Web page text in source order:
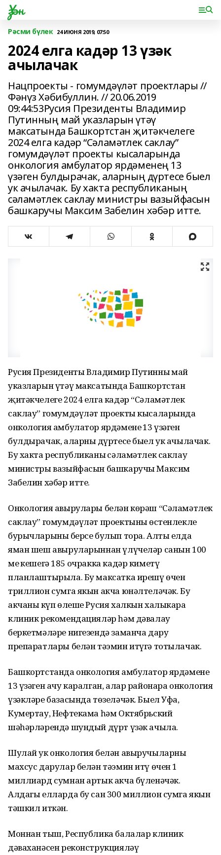
Үзән
Рәсми бүлек 24 ИЮНЯ 2019, 07:50
2024 елга кадәр 13 үзәк
ачылачак
Нацпроекты - гомумдәүләт проектлары //
Фәнүз Хәбибуллин. // 20.06.2019
09:44:53Русия Президенты Владимир
Путинның май указларын үтәү
максатында Башкортстан җитәкчелеге
2024 елга кадәр “Сәламәтлек саклау”
гомумдәүләт проекты кысаларында
онкология амбулатор ярдәменең 13
үзәген булдырачак, аларның дүртесе быел
ук ачылачак. Бу хакта республиканың
сәламәтлек саклау министры вазыйфасын
башкаручы Максим Забелин хәбәр итте.
Русия Президенты Владимир Путинның май
указларын үтәү максатында Башкортстан
җитәкчелеге 2024 елга кадәр “Сәламәтлек
саклау” гомумдәүләт проекты кысаларында
онкология амбулатор ярдәменең 13 үзәген
булдырачак, аларның дүртесе быел ук ачылачак.
Бу хакта республиканың сәламәтлек саклау
министры вазыйфасын башкаручы Максим
Забелин хәбәр итте.
Онкология авырулары белән көрәш “Сәламәтлек
саклау” гомумдәүләт проектының өстенлекле
бурычларының берсе булып тора. Алты елда
яман шеш авыруларыннан үлүчеләр санын 100
мең кешегә 185 очракка кадәр киметү
планлаштырыла. Бу максатка ирешү өчен
триллион сумга якын акча юнәлтеләчәк. Бу
акчаның күп өлеше Русия халкын халыкара
клиник рекомендацияләр һәм дәвалау
беркетмәләре нигезендә заманча дару
препаратлары белән тәэмин итүгә тотылачак.
Башкортстанда онкология амбулатор ярдәменең
13 үзәген ачу каралган, алар районара онкология
үзәкләре базасында төзеләчәк. Быел Уфа,
Кумертау, Нефтекама һәм Октябрьский
шәһәрләрендә шундый дүрт үзәк ачыла.
Шулай ук онкология белән авыручыларны
махсус дарулар белән тәэмин итү өчен 1
миллиард сумнан артык акча бүленәчәк.
Алдагы елларда бу сан 300 миллион сумга якын
тәшкил иткән.
Моннан тыш, Республика балалар клиник
дәваханәсен реконструкцияләү